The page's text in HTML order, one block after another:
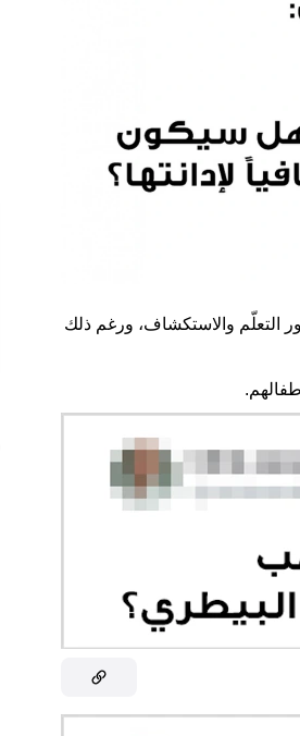
التعلّم والاستكشاف، ورغم ذلك